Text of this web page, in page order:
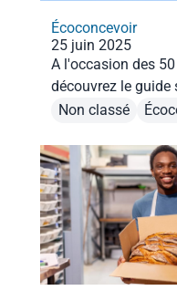
Écoconcevoir
25 juin 2025
A l'occasion des
découvrez le guide
Non classé